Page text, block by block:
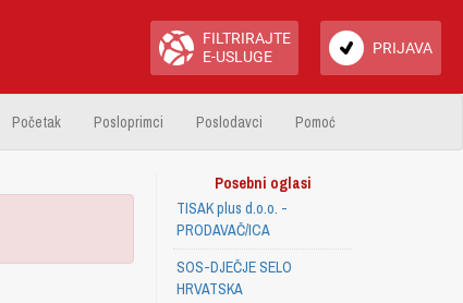
FILTRIRAJTE
E-USLUGE
PRIJAVA
Početak Posloprimci Poslodavci Pomoć
Posebni oglasi
TISAK plus d.o.o. -
PRODAVAČ/ICA
SOS-DJEČJE SELO
HRVATSKA